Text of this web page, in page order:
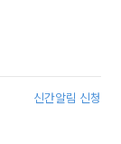
신간알림 신청